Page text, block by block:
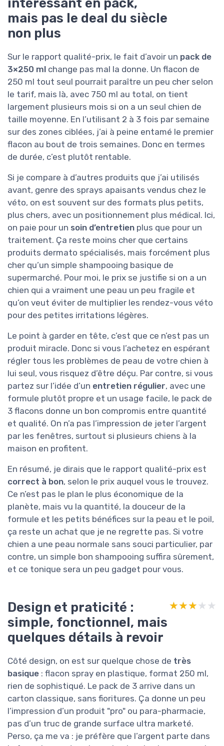
mais pas le deal du siècle
non plus
Sur le rapport qualité-prix, le fait d’avoir un pack de
3×250 ml change pas mal la donne. Un flacon de
250 ml tout seul pourrait paraître un peu cher selon
le tarif, mais là, avec 750 ml au total, on tient
largement plusieurs mois si on a un seul chien de
taille moyenne. En l’utilisant 2 à 3 fois par semaine
sur des zones ciblées, j’ai à peine entamé le premier
flacon au bout de trois semaines. Donc en termes
de durée, c’est plutôt rentable.
Si je compare à d’autres produits que j’ai utilisés
avant, genre des sprays apaisants vendus chez le
véto, on est souvent sur des formats plus petits,
plus chers, avec un positionnement plus médical. Ici,
on paie pour un soin d’entretien plus que pour un
traitement. Ça reste moins cher que certains
produits dermato spécialisés, mais forcément plus
cher qu’un simple shampooing basique de
supermarché. Pour moi, le prix se justifie si on a un
chien qui a vraiment une peau un peu fragile et
qu’on veut éviter de multiplier les rendez-vous véto
pour des petites irritations légères.
Le point à garder en tête, c’est que ce n’est pas un
produit miracle. Donc si vous l’achetez en espérant
régler tous les problèmes de peau de votre chien à
lui seul, vous risquez d’être déçu. Par contre, si vous
partez sur l’idée d’un entretien régulier, avec une
formule plutôt propre et un usage facile, le pack de
3 flacons donne un bon compromis entre quantité
et qualité. On n’a pas l’impression de jeter l’argent
par les fenêtres, surtout si plusieurs chiens à la
maison en profitent.
En résumé, je dirais que le rapport qualité-prix est
correct à bon, selon le prix auquel vous le trouvez.
Ce n’est pas le plan le plus économique de la
planète, mais vu la quantité, la douceur de la
formule et les petits bénéfices sur la peau et le poil,
ça reste un achat que je ne regrette pas. Si votre
chien a une peau normale sans souci particulier, par
contre, un simple bon shampooing suffira sûrement,
et ce tonique sera un peu gadget pour vous.
Design et praticité :
simple, fonctionnel, mais
quelques détails à revoir
★★★★★
★★★★★
Côté design, on est sur quelque chose de très
basique : flacon spray en plastique, format 250 ml,
rien de sophistiqué. Le pack de 3 arrive dans un
carton classique, sans fioritures. Ça donne un peu
l’impression d’un produit "pro" ou para-pharmacie,
pas d’un truc de grande surface ultra marketé.
Perso, ça me va : je préfère que l’argent parte dans